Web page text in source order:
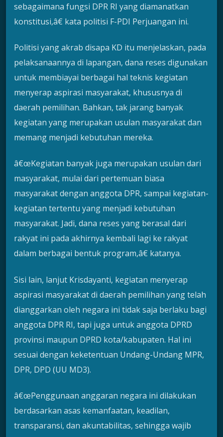
sebagaimana fungsi DPR RI yang diamanatkan
konstitusi,â€ kata politisi F-PDI Perjuangan ini.
Politisi yang akrab disapa KD itu menjelaskan, pada
pelaksanaannya di lapangan, dana reses digunakan
untuk membiayai berbagai hal teknis kegiatan
menyerap aspirasi masyarakat, khususnya di
daerah pemilihan. Bahkan, tak jarang banyak
kegiatan yang merupakan usulan masyarakat dan
memang menjadi kebutuhan mereka.
â€œKegiatan banyak juga merupakan usulan dari
masyarakat, mulai dari pertemuan biasa
masyarakat dengan anggota DPR, sampai kegiatan-
kegiatan tertentu yang menjadi kebutuhan
masyarakat. Jadi, dana reses yang berasal dari
rakyat ini pada akhirnya kembali lagi ke rakyat
dalam berbagai bentuk program,â€ katanya.
Sisi lain, lanjut Krisdayanti, kegiatan menyerap
aspirasi masyarakat di daerah pemilihan yang telah
dianggarkan oleh negara ini tidak saja berlaku bagi
anggota DPR RI, tapi juga untuk anggota DPRD
provinsi maupun DPRD kota/kabupaten. Hal ini
sesuai dengan keketentuan Undang-Undang MPR,
DPR, DPD (UU MD3).
â€œPenggunaan anggaran negara ini dilakukan
berdasarkan asas kemanfaatan, keadilan,
transparansi, dan akuntabilitas, sehingga wajib